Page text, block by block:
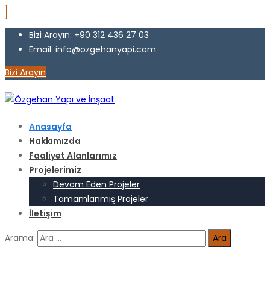
Bizi Arayın: +90 312 436 27 03
Email: info@ozgehanyapi.com
Bizi Arayın
Anasayfa
Hakkımızda
Faaliyet Alanlarımız
Projelerimiz
Devam Eden Projeler
Tamamlanmış Projeler
İletişim
Arama: